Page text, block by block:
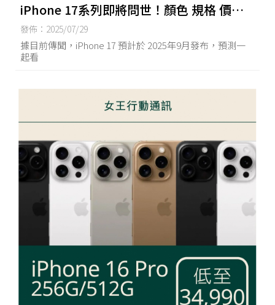
iPhone 17系列即將問世！顏色 規格 價錢
上市日期猜猜看！ | 台南買iPhone17,台南
手機買賣,台南iPhone17無卡分期,台南空機
買賣
發佈：2025/07/29
據目前傳聞，iPhone 17 預計於 2025年9月發布，預測一
起看